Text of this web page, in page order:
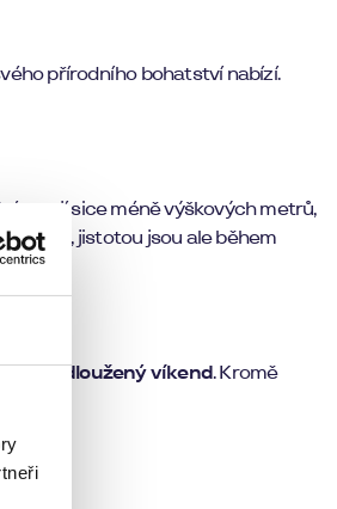
přírodního bohatství nabízí.
mají sice méně výškových metrů,
nouze, jistotou jsou ale během
prodloužený víkend. Kromě